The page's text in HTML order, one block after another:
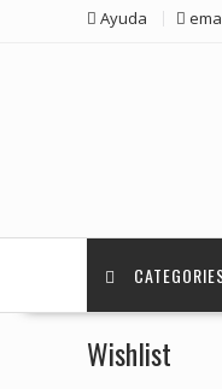
Ayuda
Wishlist